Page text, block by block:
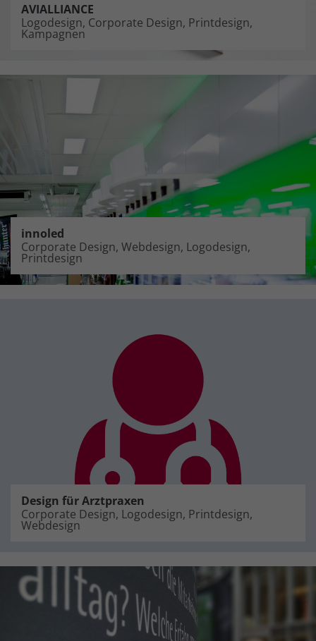
AVIALLIANCE
Logodesign, Corporate Design, Printdesign,
Kampagnen
innoled
Corporate Design, Webdesign, Logodesign,
Printdesign
Design für Arztpraxen
Corporate Design, Logodesign, Printdesign,
Webdesign